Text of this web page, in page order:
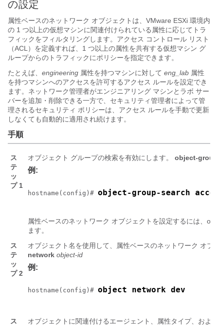
の設定
属性ベースのネットワーク オブジェクトは、VMware ESXi 環境内
の 1 つ以上の仮想マシンに関連付けられている属性に応じてトラ
フィックをフィルタリングします。アクセス コントロール リスト
（ACL）を定義すれば、1 つ以上の属性を共有する仮想マシン グ
ループからのトラフィックにポリシーを指定できます。
たとえば、 engineering 属性を持つマシンに対して eng_lab 属性
を持つマシンへのアクセスを許可するアクセス ルールを設定でき
ます。ネットワーク管理者がエンジニアリング マシンとラボ サー
バーを追加・削除できる一方で、セキュリティ管理者によって管
理されるセキュリティ ポリシーは、アクセス ルールを手動で更新
しなくても自動的に適用され続けます。
手順
ス
テ
ッ
プ 1
オブジェクト グループの検索を有効にします。 object-
例:
hostname(config)# object-group-search
属性ベースのネットワーク オブジェクトを設定するには、
ます。
ス
テ
ッ
プ 2
オブジェクト名を使用して、属性ベースのネットワーク オブ
network object-id
例:
hostname(config)# object network dev
ス
オブジェクトに関連付けるエージェント、属性タイプ、およ